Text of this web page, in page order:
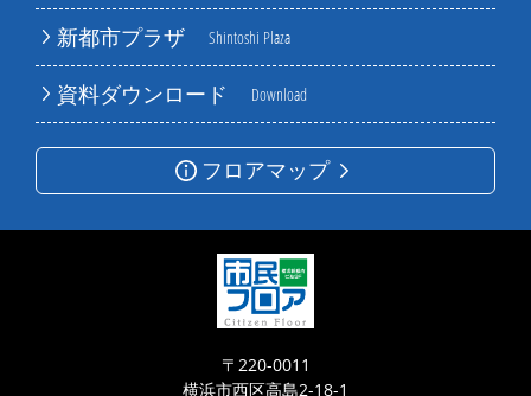
新都市プラザ Shintoshi Plaza
資料ダウンロード Download
フロアマップ
〒220-0011
横浜市西区高島2-18-1